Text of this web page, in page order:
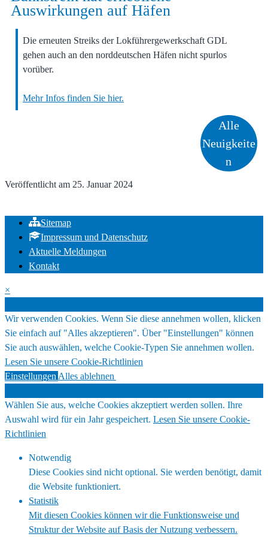
Auswirkungen auf Häfen
Die erneuten Streiks der Lokführergewerkschaft GDL
gehen auch an den norddeutschen Häfen nicht spurlos
vorüber.
Mehr Infos finden Sie hier.
Alle
Neuigkeite
n
Veröffentlicht am 25. Januar 2024
Sitemap
Impressum und Datenschutz
Aktuelle Meldungen
Kontakt
×
Wir verwenden Cookies. Wenn Sie diese annehmen wollen, klicken
Sie einfach auf "Alles akzeptieren". Über "Einstellungen" können
Sie auch auswählen, welche Cookie-Typen Sie annehmen wollen.
Lesen Sie unsere Cookie-Richtlinien
Einstellungen Alles ablehnen
Wählen Sie aus, welche Cookies akzeptiert werden sollen. Ihre
Auswahl wird für ein Jahr gespeichert. Lesen Sie unsere Cookie-
Richtlinien
Notwendig
Diese Cookies sind nicht optional. Sie werden benötigt, damit
die Website funktioniert.
Statistik
Mit diesen Cookies können wir die Funktionsweise und
Struktur der Website auf Basis der Nutzung verbessern.